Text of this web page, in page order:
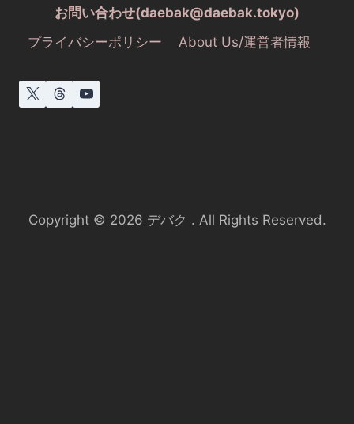
お問い合わせ(daebak@daebak.tokyo)
プライバシーポリシー
About Us/運営者情報
Copyright © 2026 デバク . All Rights Reserved.